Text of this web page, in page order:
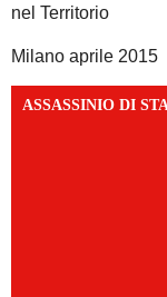
nel Territorio
Milano aprile 2015
ASSASSINIO DI